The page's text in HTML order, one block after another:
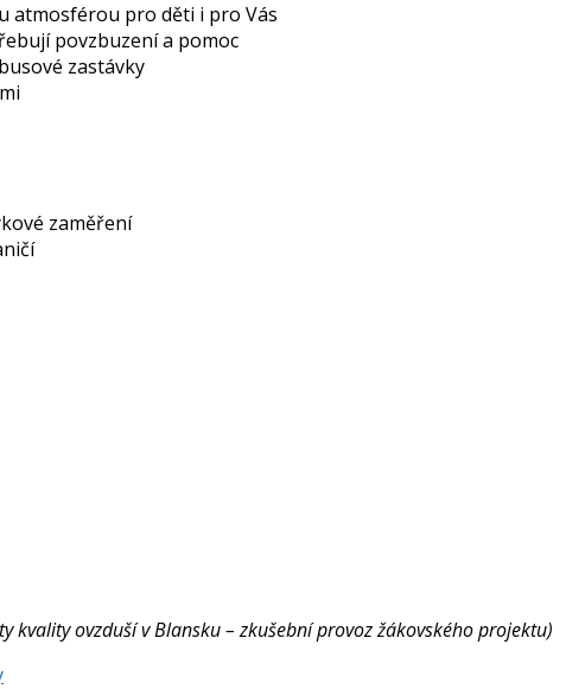
atmosférou pro děti i pro Vás
povzbuzení a pomoc
zastávky
zaměření
ovzduší v Blansku – zkušební provoz žákovského projektu)